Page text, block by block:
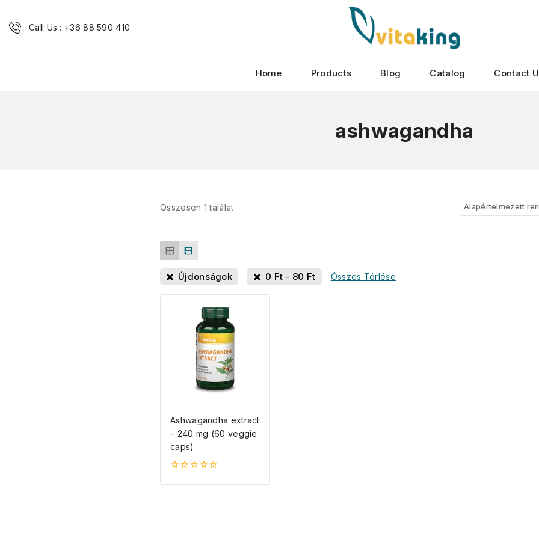
Call Us : +36 88 590 410
Home Products Blog Catalog Contact
ashwagandha
Összesen 1 találat
Újdonságok 0 Ft - 80 Ft Összes Törlése
Ashwagandha extract
– 240 mg (60 veggie
caps)
5-